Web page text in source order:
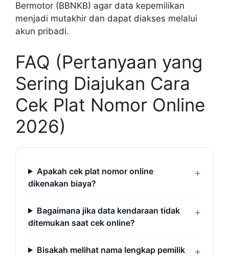
Bermotor (BBNKB) agar data kepemilikan
menjadi mutakhir dan dapat diakses melalui
akun pribadi.
FAQ (Pertanyaan yang
Sering Diajukan Cara
Cek Plat Nomor Online
2026)
Apakah cek plat nomor online
dikenakan biaya?
Bagaimana jika data kendaraan tidak
ditemukan saat cek online?
Bisakah melihat nama lengkap pemilik